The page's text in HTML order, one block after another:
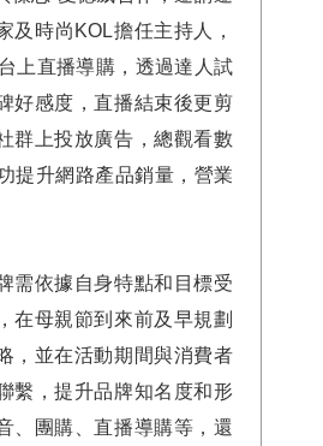
及時尚KOL擔任主持人，
上直播導購，透過達人試
好感度，直播結束後更剪
群上投放廣告，總觀看數
提升網路產品銷量，營業
需依據自身特點和目標受
在母親節到來前及早規劃
，並在活動期間與消費者
繫，提升品牌知名度和形
、團購、直播導購等，還